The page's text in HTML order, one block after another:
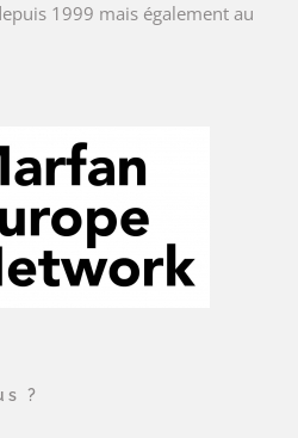
1999 mais également au
?